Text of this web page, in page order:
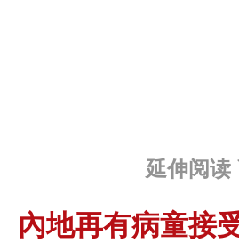
延伸阅读
內地再有病童接